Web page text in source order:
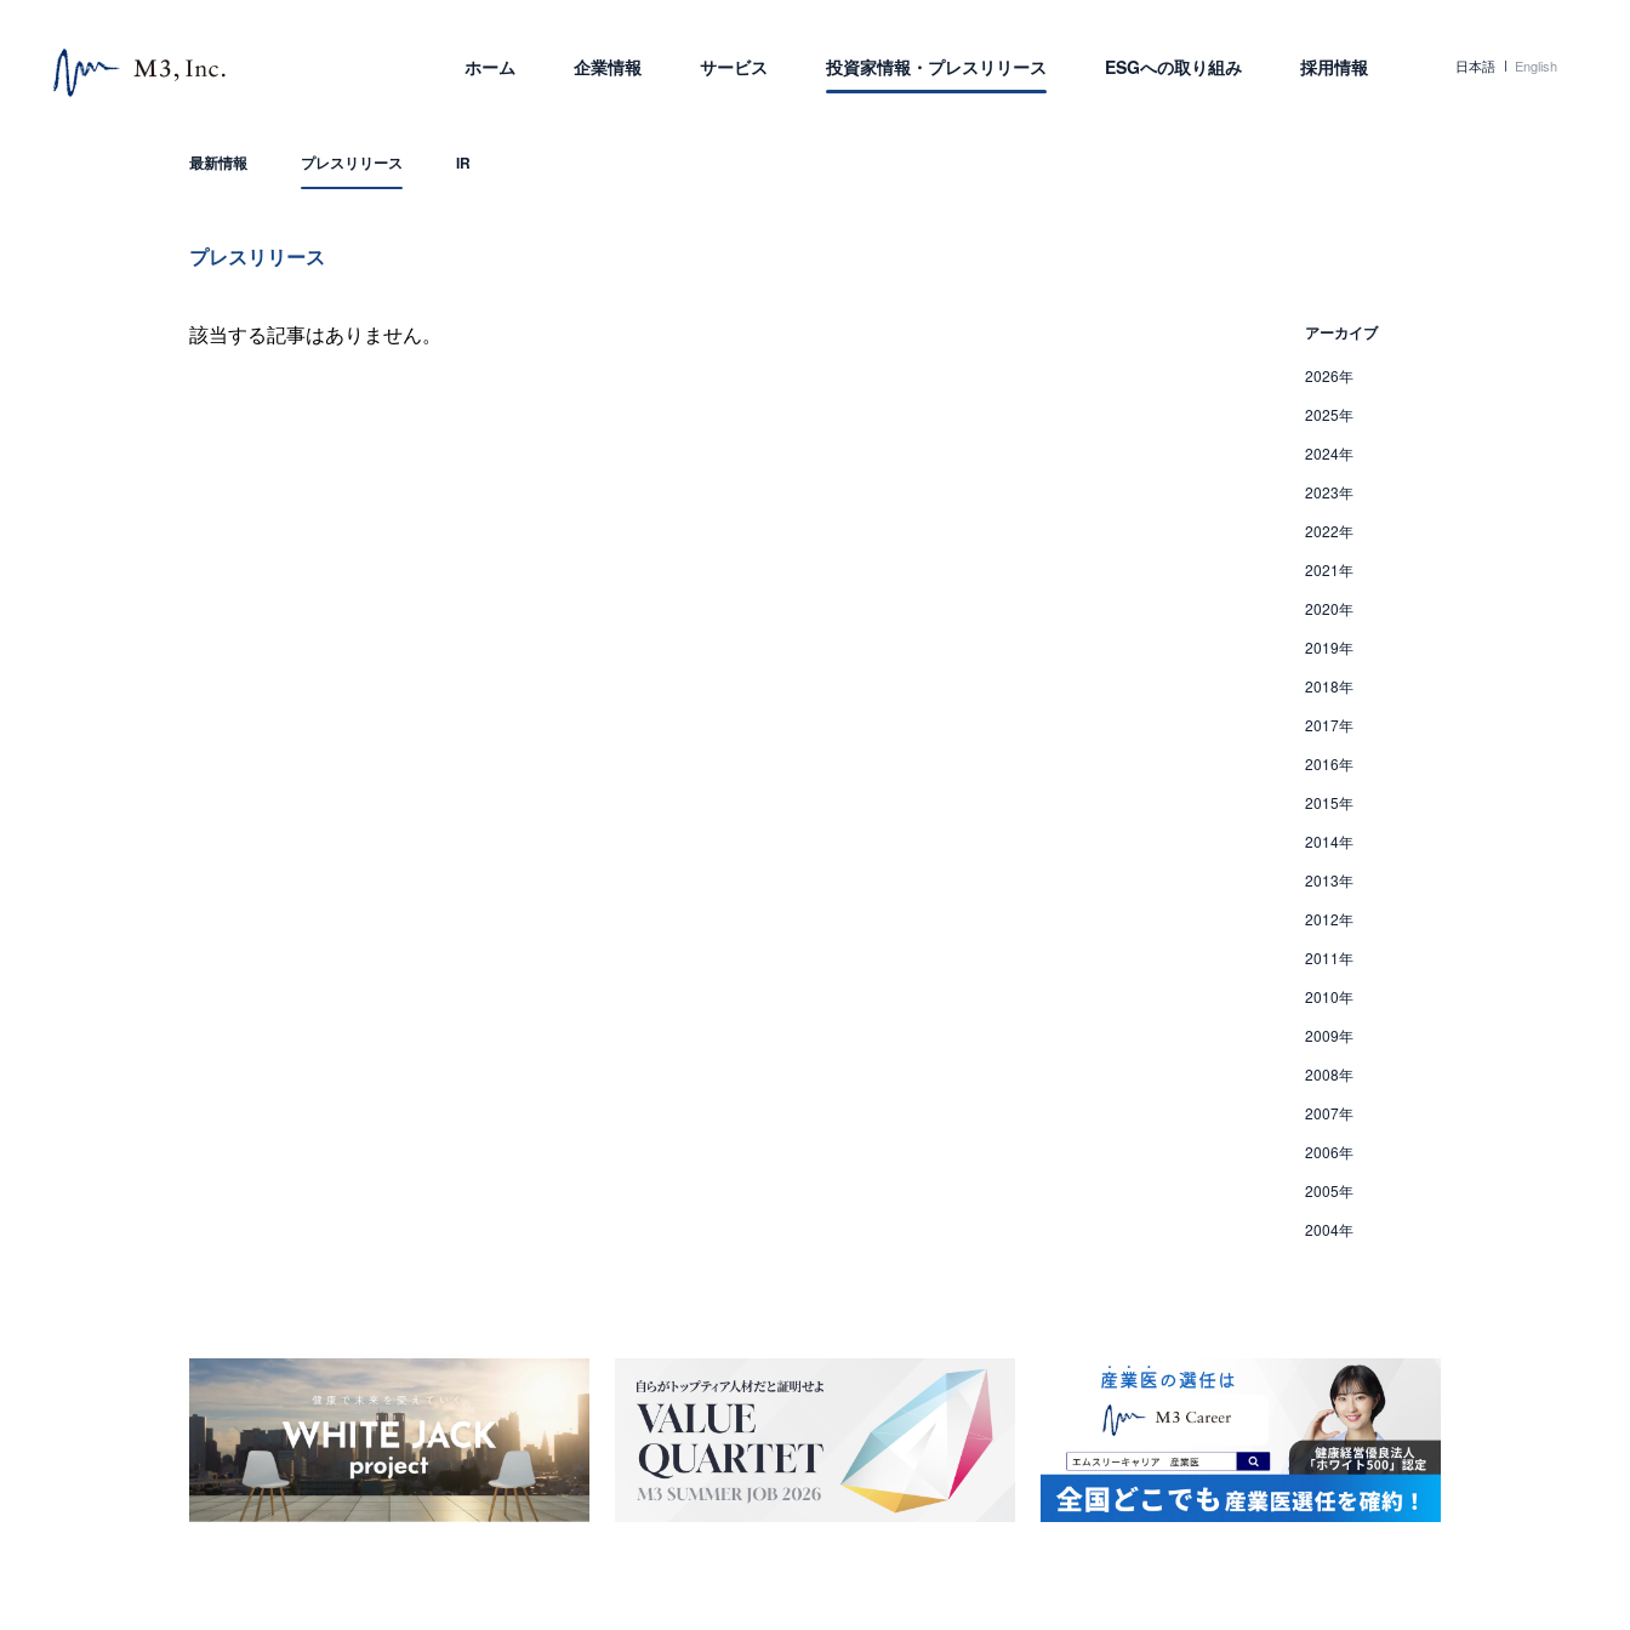
ホーム 企業情報 サービス 投資家情報・プレスリリース ESGへの取り組み 採用情報 日本語 English
最新情報 プレスリリース IR
プレスリリース
該当する記事はありません。 アーカイブ
2026年
2025年
2024年
2023年
2022年
2021年
2020年
2019年
2018年
2017年
2016年
2015年
2014年
2013年
2012年
2011年
2010年
2009年
2008年
2007年
2006年
2005年
2004年